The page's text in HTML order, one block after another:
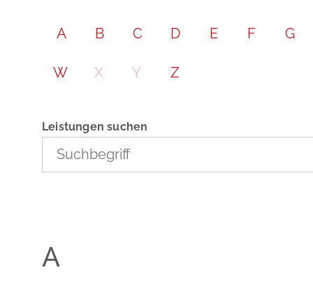
A B C D E F G
W X Y Z
Leistungen suchen
A